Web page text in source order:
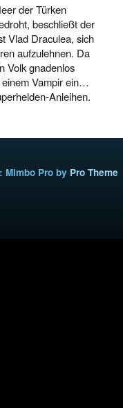
der Türken
beschließt der
Vlad Draculea, sich
aufzulehnen. Da
Volk gnadenlos
einem Vampir ein…
Anleihen.
Mimbo Pro by Pro Theme